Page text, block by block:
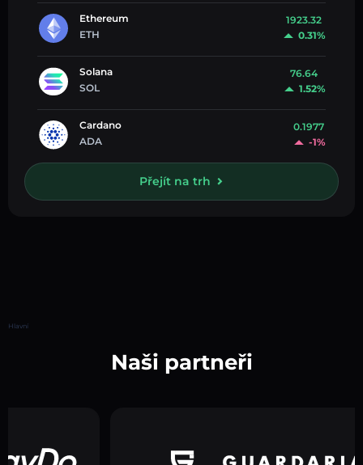
Ethereum
ETH
1923.32
0.31%
Solana
SOL
76.64
1.52%
Cardano
ADA
0.1977
-1%
Přejít na trh
Hlavní
Naši partneři